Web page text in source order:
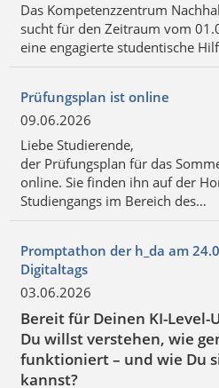
Das Kompetenzzentrum
sucht für den Zeitraum vom
eine engagierte studentische
Details
Prüfungsplan ist online
09.06.2026
Liebe Studierende,
der Prüfungsplan für das
online. Sie finden ihn auf der
Studiengangs im Bereich des…
Details
Promptathon der h_da am
Digitaltags
03.06.2026
Bereit für Deinen KI-Level-
Du willst verstehen, wie
funktioniert – und wie Du
kannst?